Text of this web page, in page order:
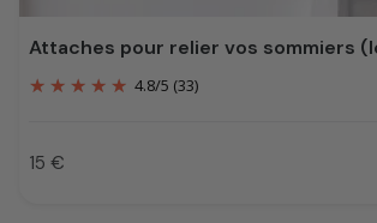
Attaches pour relier vos sommiers
4.8/5 (33)
Prix
15 €